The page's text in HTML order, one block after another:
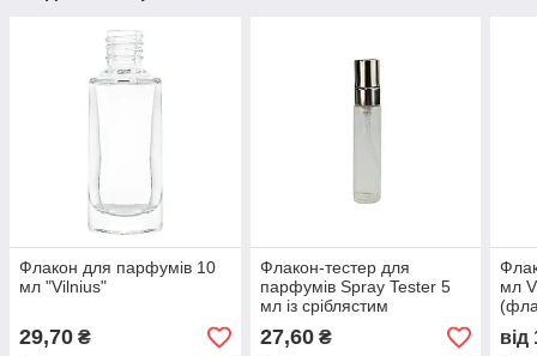
Флакон для парфумів 10
мл "Vilnius"
29,70 ₴
Флакон-тестер для
парфумів Spray Tester 5
мл із сріблястим
розпилювачем
27,60₴
мл
для
від